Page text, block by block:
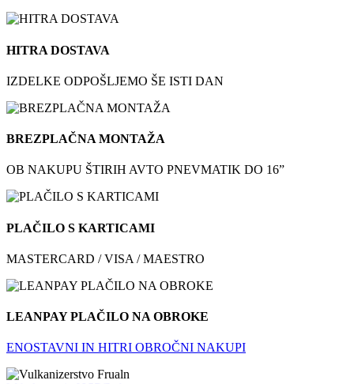
HITRA DOSTAVA
IZDELKE ODPOŠLJEMO ŠE ISTI DAN
BREZPLAČNA MONTAŽA
OB NAKUPU ŠTIRIH AVTO PNEVMATIK DO 16”
PLAČILO S KARTICAMI
MASTERCARD / VISA / MAESTRO
LEANPAY PLAČILO NA OBROKE
ENOSTAVNI IN HITRI OBROČNI NAKUPI